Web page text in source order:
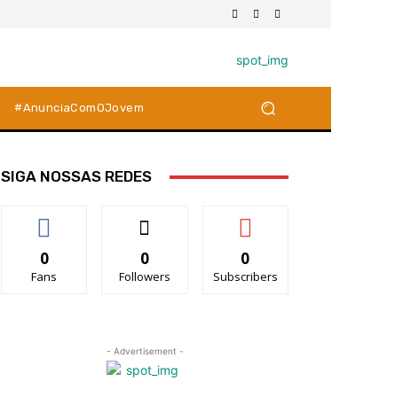
#AnunciaComOJovem
SIGA NOSSAS REDES
0
Fans
0
Followers
0
Subscribers
- Advertisement -